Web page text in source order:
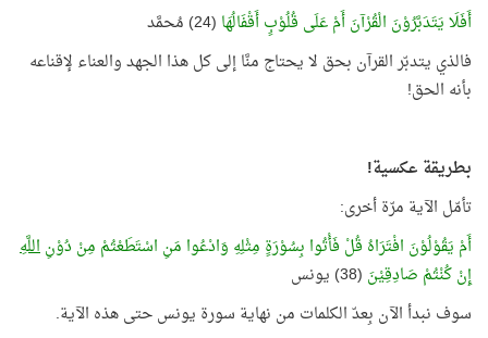
أَفَلَا يَتَدَبَّرُوْنَ الْقُرْآنَ أَمْ عَلَى قُلُوْبٍ أَقْفَالُهَا (24) مُحمَّد
فالذي يتدبّر القرآن بحق لا يحتاج منَّا إلى كل هذا الجهد والعناء لإقناعه
بأنه الحق!
بطريقة عكسية!
تأمّل الآية مرّة أخرى:
أَمْ يَقُوْلُوْنَ افْتَرَاهُ قُلْ فَأْتُوا بِسُوْرَةٍ مِثْلِهِ وَادْعُوا مَنِ اسْتَطَعْتُمْ مِنْ دُوْنِاللَّهِ
إِنْ كُنْتُمْ صَادِقِيْنَ (38) يونس
سوف نبدأ الآن بِعدّ الكلمات من نهاية سورة يونس حتى هذه الآية.